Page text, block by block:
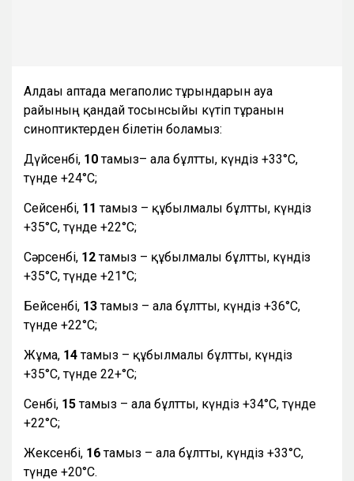
Алдағы аптада мегаполис тұрғындарын ауа
райының қандай тосынсыйы күтіп тұрғанын
синоптиктерден білетін боламыз:
Дүйсенбі, 10тамыз– ала бұлтты, күндіз +33°С,
түнде +24°С;
Сейсенбі, 11тамыз – құбылмалы бұлтты, күндіз
+35°С, түнде +22°С;
Сәрсенбі, 12тамыз – құбылмалы бұлтты, күндіз
+35°С, түнде +21°С;
Бейсенбі, 13тамыз – ала бұлтты, күндіз +36°С,
түнде +22°С;
Жұма, 14тамыз – құбылмалы бұлтты, күндіз
+35°С, түнде 22+°С;
Сенбі, 15тамыз – ала бұлтты, күндіз +34°С, түнде
+22°С;
Жексенбі, 16тамыз – ала бұлтты, күндіз +33°С,
түнде +20°С.